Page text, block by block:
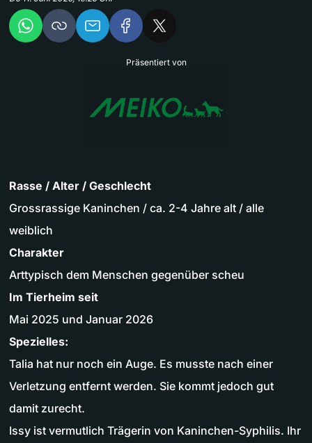
Präsentiert von
Rasse / Alter / Geschlecht
Grossrassige Kaninchen / ca. 2-4 Jahre alt / alle
weiblich
Charakter
Arttypisch dem Menschen gegenüber scheu
Im Tierheim seit
Mai 2025 und Januar 2026
Spezielles:
Talia hat nur noch ein Auge. Es musste nach einer
Verletzung entfernt werden. Sie kommt jedoch gut
damit zurecht.
Issy ist vermutlich Trägerin von Kaninchen-Syphilis. Ihr